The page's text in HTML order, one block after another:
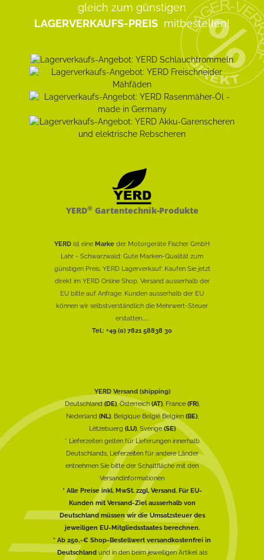
gleich zum günstigen
LAGERVERKAUFS-PREIS mitbestellen!
YERD®Gartentechnik-Produkte
YERD ist eine Marke der Motorgeräte Fischer GmbH
Lahr - Schwarzwald: Gute Marken-Qualität zum
günstigen Preis. YERD Lagerverkauf: Kaufen Sie jetzt
direkt im YERD Online Shop. Versand ausserhalb der
EU bitte auf Anfrage. Kunden ausserhalb der EU
können wir selbstverständlich die Mehrwert-Steuer
erstatten......
Tel.: +49 (0) 7821 58838 30
YERD Versand (shipping)
Deutschland(DE), Österreich(AT), France (FR),
Nederland (NL), Belgique België Belgien (BE),
Lëtzebuerg (LU), Sverige(SE)
* Lieferzeiten gelten für Lieferungen innerhalb
Deutschlands, Lieferzeiten für andere Länder
entnehmen Sie bitte der Schaltfläche mit den
Versandinformationen
* Alle Preise inkl. MwSt. zzgl. Versand. Für EU-
Kunden mit Versand-Ziel ausserhalb von
Deutschland müssen wir die Umsatzsteuer des
jeweiligen EU-Mitgliedsstaates berechnen.
* Ab 250,-€ Shop-Bestellwert versandkostenfrei in
Deutschlandund in den beim jeweiligen Artikel als